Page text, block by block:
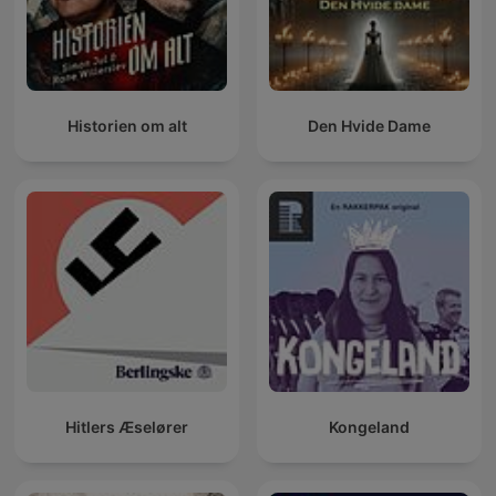
Historien om alt Den Hvide Dame
Hitlers Æselører Kongeland